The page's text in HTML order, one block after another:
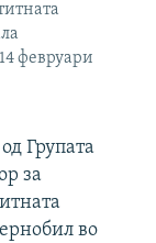
февруари
Групата
за
во